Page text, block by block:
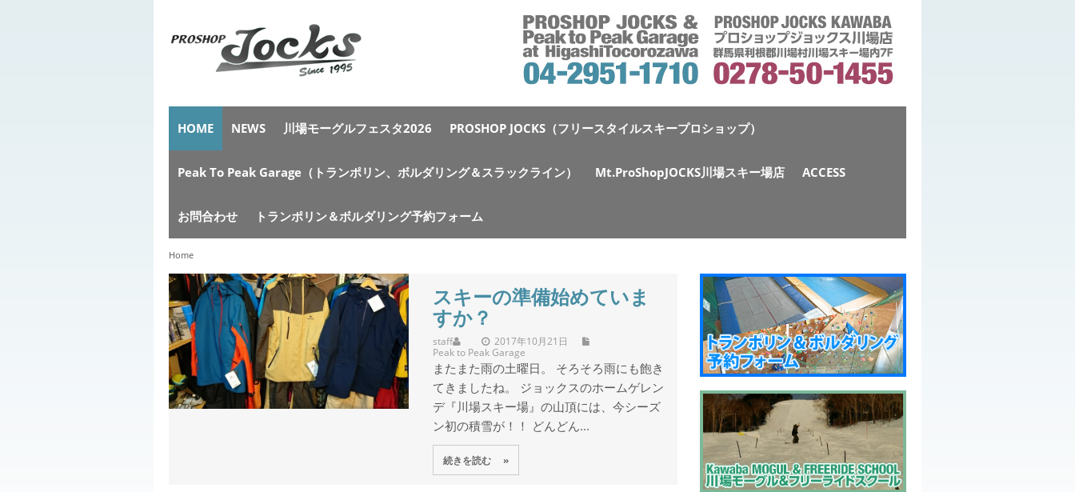
HOME NEWS 川場モーグルフェスタ2026 PROSHOP JOCKS（フリースタイルスキープロショップ）
Peak To Peak Garage（トランポリン、ボルダリング＆スラックライン） Mt.ProShopJOCKS川場スキー場店 ACCESS
お問合わせ トランポリン＆ボルダリング予約フォーム
Home
スキーの準備始めていま
すか？
staff
2017年10月21日
Peak to Peak Garage
またまた雨の土曜日。 そろそろ雨にも飽き
てきましたね。 ジョックスのホームゲレン
デ『川場スキー場』の山頂には、今シーズ
ン初の積雪が！！ どんどん...
続きを読む »